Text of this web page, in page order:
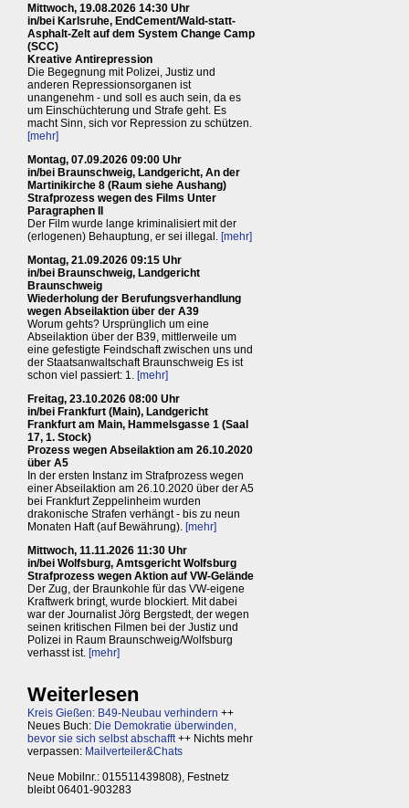
Mittwoch, 19.08.2026 14:30 Uhr
in/bei Karlsruhe, EndCement/Wald-statt-
Asphalt-Zelt auf dem System Change Camp
(SCC)
Kreative Antirepression
Die Begegnung mit Polizei, Justiz und
anderen Repressionsorganen ist
unangenehm - und soll es auch sein, da es
um Einschüchterung und Strafe geht. Es
macht Sinn, sich vor Repression zu schützen.
[mehr]
Montag, 07.09.2026 09:00 Uhr
in/bei Braunschweig, Landgericht, An der
Martinikirche 8 (Raum siehe Aushang)
Strafprozess wegen des Films Unter
Paragraphen II
Der Film wurde lange kriminalisiert mit der
(erlogenen) Behauptung, er sei illegal. [mehr]
Montag, 21.09.2026 09:15 Uhr
in/bei Braunschweig, Landgericht
Braunschweig
Wiederholung der Berufungsverhandlung
wegen Abseilaktion über der A39
Worum gehts? Ursprünglich um eine
Abseilaktion über der B39, mittlerweile um
eine gefestigte Feindschaft zwischen uns und
der Staatsanwaltschaft Braunschweig Es ist
schon viel passiert: 1. [mehr]
Freitag, 23.10.2026 08:00 Uhr
in/bei Frankfurt (Main), Landgericht
Frankfurt am Main, Hammelsgasse 1 (Saal
17, 1. Stock)
Prozess wegen Abseilaktion am 26.10.2020
über A5
In der ersten Instanz im Strafprozess wegen
einer Abseilaktion am 26.10.2020 über der A5
bei Frankfurt Zeppelinheim wurden
drakonische Strafen verhängt - bis zu neun
Monaten Haft (auf Bewährung). [mehr]
Mittwoch, 11.11.2026 11:30 Uhr
in/bei Wolfsburg, Amtsgericht Wolfsburg
Strafprozess wegen Aktion auf VW-Gelände
Der Zug, der Braunkohle für das VW-eigene
Kraftwerk bringt, wurde blockiert. Mit dabei
war der Journalist Jörg Bergstedt, der wegen
seinen kritischen Filmen bei der Justiz und
Polizei in Raum Braunschweig/Wolfsburg
verhasst ist. [mehr]
Weiterlesen
Kreis Gießen: B49-Neubau verhindern ++
Neues Buch: Die Demokratie überwinden,
bevor sie sich selbst abschafft++ Nichts mehr
verpassen: Mailverteiler&Chats
Neue Mobilnr.: 015511439808), Festnetz
bleibt 06401-903283